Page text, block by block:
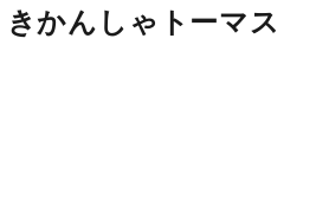
かんしゃトーマス